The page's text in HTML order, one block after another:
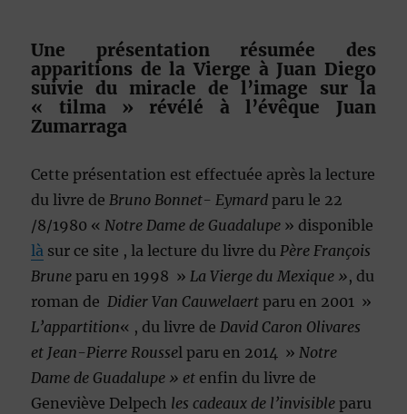
Une présentation résumée des
apparitions de la Vierge à Juan Diego
suivie du miracle de l’image sur la
« tilma » révélé à l’évêque Juan
Zumarraga
Cette présentation est effectuée après la lecture
du livre deBruno Bonnet- Eymard paru le 22
/8/1980 «Notre Dame de Guadalupe » disponible
là sur ce site , la lecture du livre duPère François
Brune paru en 1998 »La Vierge du Mexique », du
roman de Didier Van Cauwelaert paru en 2001 »
L’appartition« , du livre deDavid Caron Olivares
et Jean-Pierre Roussel paru en 2014 »Notre
Dame de Guadalupe » et enfin du livre de
Geneviève Delpech les cadeaux de l’invisible paru